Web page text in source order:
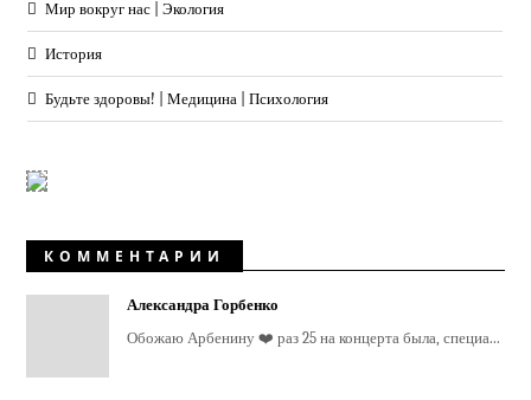
Мир вокруг нас | Экология
История
Будьте здоровы! | Медицина | Психология
КОММЕНТАРИИ
Александра Горбенко
Обожаю Арбенину ❤️ раз 25 на концерта была, специа...